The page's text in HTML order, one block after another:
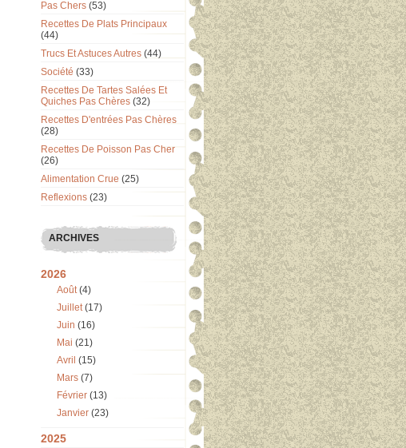
Pas Chers (53)
Recettes De Plats Principaux
(44)
Trucs Et Astuces Autres (44)
Société (33)
Recettes De Tartes Salées Et
Quiches Pas Chères (32)
Recettes D'entrées Pas Chères
(28)
Recettes De Poisson Pas Cher
(26)
Alimentation Crue (25)
Reflexions (23)
ARCHIVES
2026
Août(4)
Juillet(17)
Juin (16)
Mai (21)
Avril (15)
Mars (7)
Février (13)
Janvier (23)
2025